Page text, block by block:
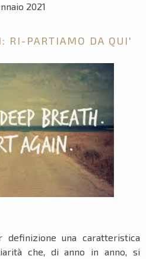
2021
RI-PARTIAMO DA QUI'
definizione una caratteristica
che, di anno in anno, si